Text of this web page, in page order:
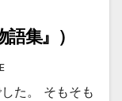
集』）
た。 そもそも